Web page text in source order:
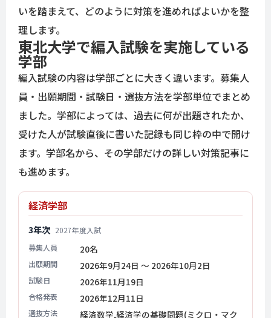
いを踏まえて、どのように対策を進めればよいかを整
理します。
東北大学で編入試験を実施している
学部
編入試験の内容は学部ごとに大きく違います。募集人
員・出願期間・試験日・選抜方法を学部単位でまとめ
ました。学部によっては、過去に何が出題されたか、
受けた人が試験直後に書いた記録も同じ枠の中で開け
ます。学部名から、その学部だけの詳しい対策記事に
も進めます。
経済学部
3年次 2027年度入試
募集人員 20名
出願期間 2026年9月24日 ～ 2026年10月2日
試験日 2026年11月19日
合格発表 2026年12月11日
選抜方法
経済数学,経済学の基礎問題(ミクロ・マク